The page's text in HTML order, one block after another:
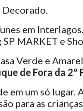
em
MARKET e
Verde e
de Fora da
em um só lugar.
para as